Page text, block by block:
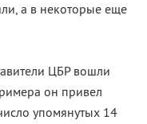
а в некоторые еще
ЦБР вошли
он привел
упомянутых 14